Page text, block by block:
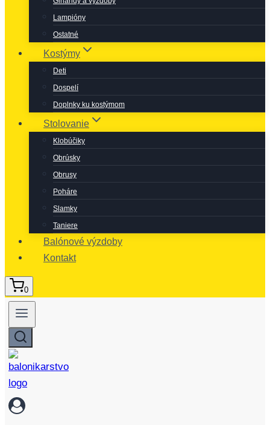
Lampióny
Ostatné
Kostýmy
Deti
Dospelí
Doplnky ku kostýmom
Stolovanie
Klobúčiky
Obrúsky
Obrusy
Poháre
Slamky
Taniere
Balónové výzdoby
Kontakt
0